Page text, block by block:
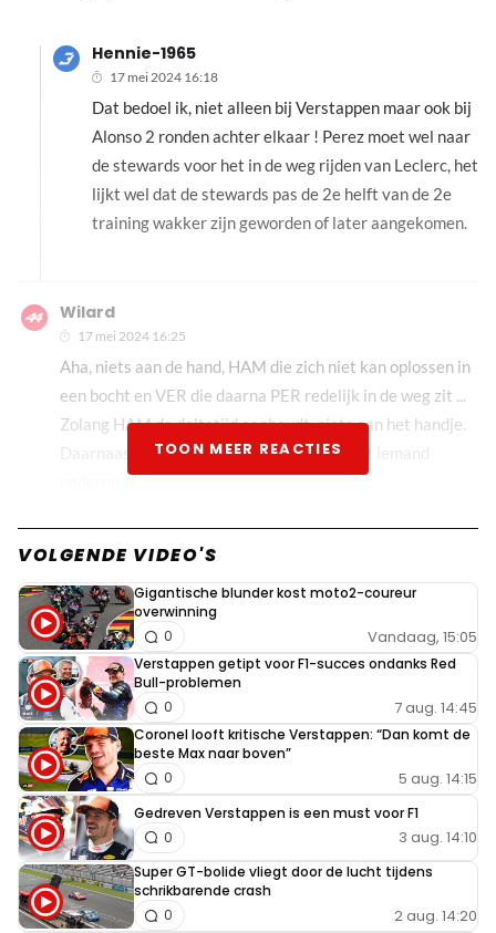
Hennie-1965
17 mei 2024 16:18
Dat bedoel ik, niet alleen bij Verstappen maar ook bij
Alonso 2 ronden achter elkaar ! Perez moet wel naar
de stewards voor het in de weg rijden van Leclerc, het
lijkt wel dat de stewards pas de 2e helft van de 2e
training wakker zijn geworden of later aangekomen.
Wilard
17 mei 2024 16:25
Aha, niets aan de hand, HAM die zich niet kan oplossen in
een bocht en VER die daarna PER redelijk in de weg zit ...
Zolang HAM de deltatijd aanhoudt, niets aan het handje.
Daarnaast, in een bocht zie je vaak ook niet iemand
naderen ...
MJVerstappen70
Man, Hamilton verontschuldigde zich bij Verstappen,
dus hij had hem echt wel gezien hoor.
Wilard
17 mei 2024 16:35
En dan vindt VER het nog nodig om zijn auto naar
HAM te laten 'lopen' en hem de pas af te snijden ..
Martin Mortel
17 mei 2024 17:15
aaarcch willard schei toch uit man. Hoe kan je
TOON MEER REACTIES
VOLGENDE VIDEO'S
Gigantische blunder kost moto2-coureur
overwinning
Vandaag, 15:05
0
Verstappen getipt voor F1-succes ondanks Red
Bull-problemen
7 aug. 14:45
0
Coronel looft kritische Verstappen: “Dan komt de
beste Max naar boven”
5 aug. 14:15
0
Gedreven Verstappen is een must voor F1
3 aug. 14:10
0
Super GT-bolide vliegt door de lucht tijdens
schrikbarende crash
2 aug. 14:20
0